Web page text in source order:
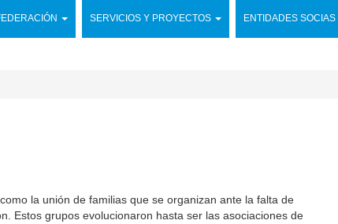
SERVICIOS Y PROYECTOS ENTIDADES SOCIAS
la unión de familias que se organizan ante la falta de
Estos grupos evolucionaron hasta ser las asociaciones de